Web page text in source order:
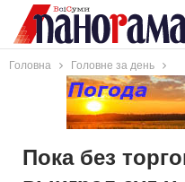
Головна Головне за день
Пока без